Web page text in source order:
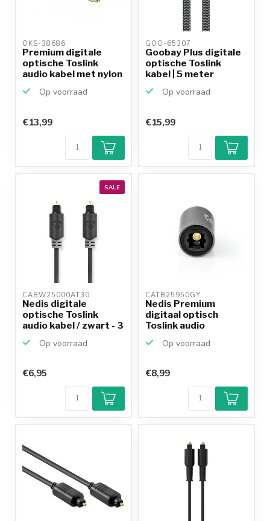
OKS-38686
Premium digitale
optische Toslink
audio kabel met nylon
Op voorraad
€13,99
GOO-65307
Goobay Plus digitale
optische Toslink
kabel | 5 meter
Op voorraad
€15,99
SALE
CABW25000AT30
Nedis digitale
optische Toslink
audio kabel / zwart - 3
Op voorraad
€6,95
CATB25950GY
Nedis Premium
digitaal optisch
Toslink audio
Op voorraad
€8,99